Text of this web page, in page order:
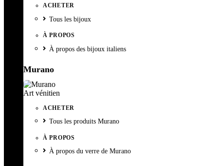
ACHETER
Tous les bijoux
À PROPOS
À propos des bijoux italiens
Murano
Art vénitien
ACHETER
Tous les produits Murano
À PROPOS
À propos du verre de Murano